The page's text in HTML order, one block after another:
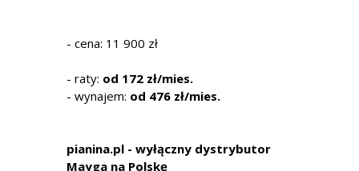
- cena: 11 900 zł
- raty: od 172 zł/mies.
- wynajem: od 476 zł/mies.
pianina.pl - wyłączny dystrybutor
Mayga na Polskę